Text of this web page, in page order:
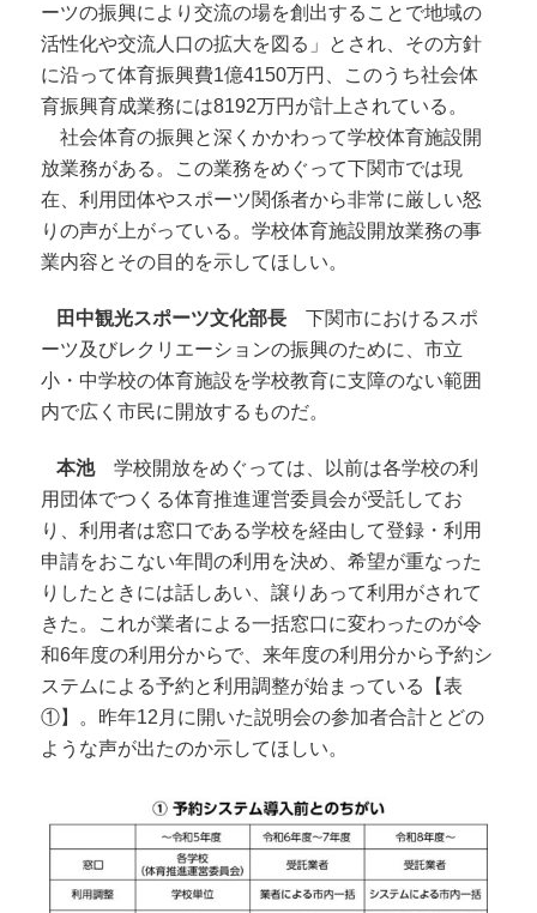
ーツの振興により交流の場を創出することで地域の
活性化や交流人口の拡大を図る」とされ、その方針
に沿って体育振興費1億4150万円、このうち社会体
育振興育成業務には8192万円が計上されている。
社会体育の振興と深くかかわって学校体育施設開
放業務がある。この業務をめぐって下関市では現
在、利用団体やスポーツ関係者から非常に厳しい怒
りの声が上がっている。学校体育施設開放業務の事
業内容とその目的を示してほしい。
田中観光スポーツ文化部長 下関市におけるスポ
ーツ及びレクリエーションの振興のために、市立
小・中学校の体育施設を学校教育に支障のない範囲
内で広く市民に開放するものだ。
本池学校開放をめぐっては、以前は各学校の利
用団体でつくる体育推進運営委員会が受託してお
り、利用者は窓口である学校を経由して登録・利用
申請をおこない年間の利用を決め、希望が重なった
りしたときには話しあい、譲りあって利用がされて
きた。これが業者による一括窓口に変わったのが令
和6年度の利用分からで、来年度の利用分から予約シ
ステムによる予約と利用調整が始まっている【表
①】。昨年12月に開いた説明会の参加者合計とどの
ような声が出たのか示してほしい。